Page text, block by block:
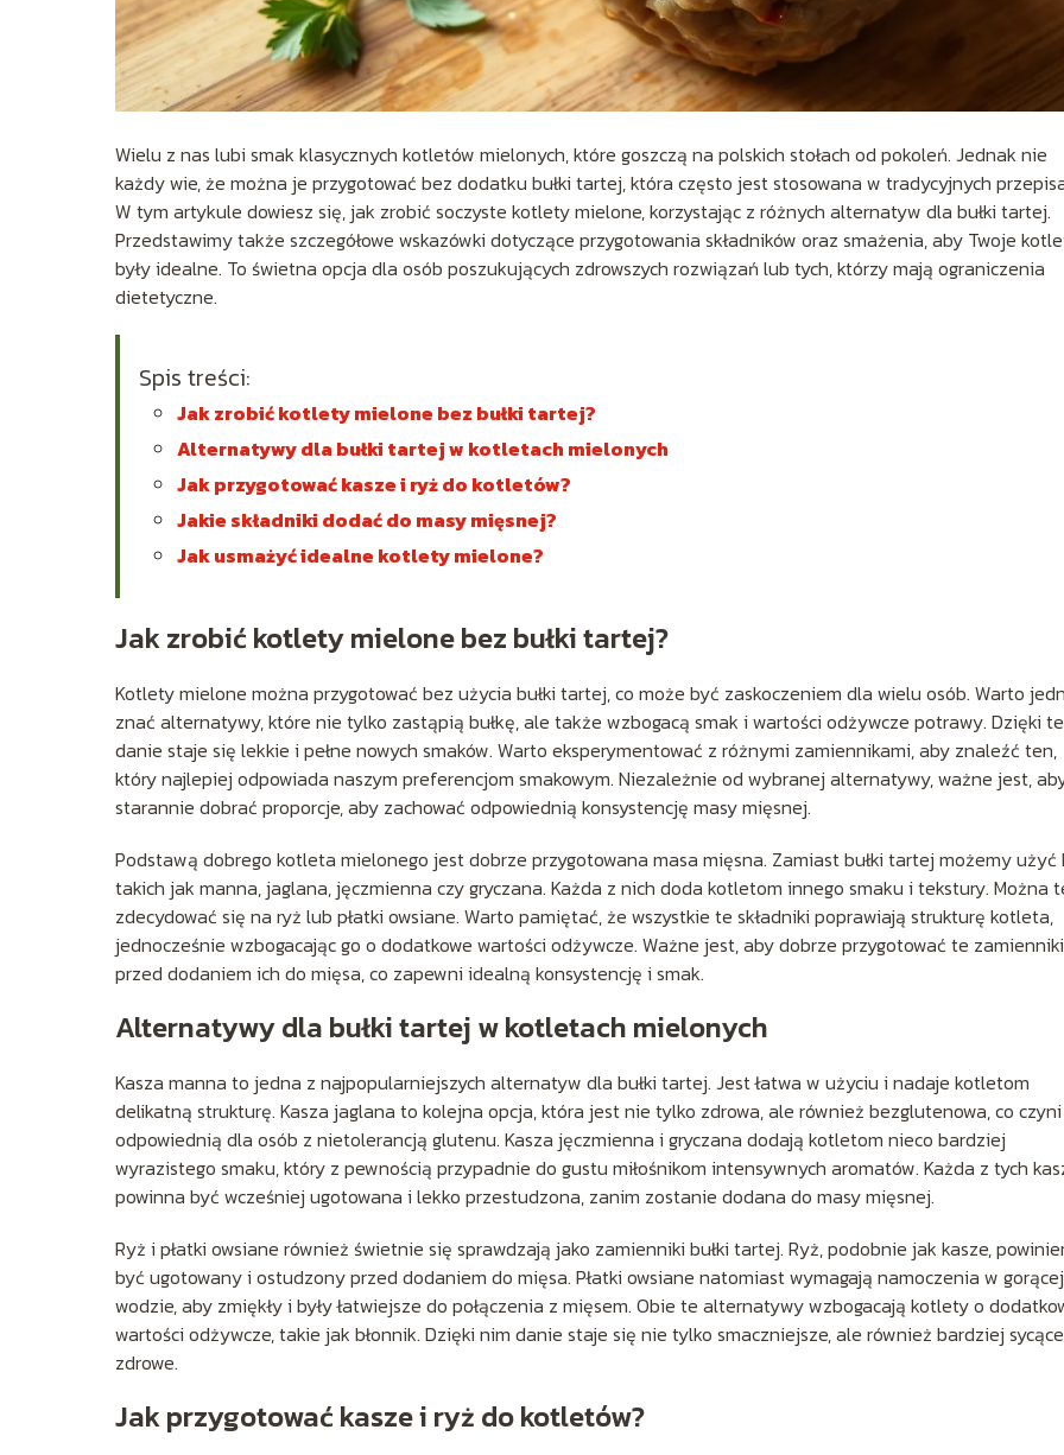
Wielu z nas lubi smak klasycznych kotletów mielonych, które goszczą na polskich stołach od pokoleń. Jednak nie
każdy wie, że można je przygotować bez dodatku bułki tartej, która często jest stosowana w tradycyjnych
W tym artykule dowiesz się, jak zrobić soczyste kotlety mielone, korzystając z różnych alternatyw dla bułki tartej.
Przedstawimy także szczegółowe wskazówki dotyczące przygotowania składników oraz smażenia, aby Twoje
były idealne. To świetna opcja dla osób poszukujących zdrowszych rozwiązań lub tych, którzy mają ograniczenia
dietetyczne.
Spis treści:
Jak zrobić kotlety mielone bez bułki tartej?
Alternatywy dla bułki tartej w kotletach mielonych
Jak przygotować kasze i ryż do kotletów?
Jakie składniki dodać do masy mięsnej?
Jak usmażyć idealne kotlety mielone?
Jak zrobić kotlety mielone bez bułki tartej?
Kotlety mielone można przygotować bez użycia bułki tartej, co może być zaskoczeniem dla wielu osób. Warto
znać alternatywy, które nie tylko zastąpią bułkę, ale także wzbogacą smak i wartości odżywcze potrawy. Dzięki
danie staje się lekkie i pełne nowych smaków. Warto eksperymentować z różnymi zamiennikami, aby znaleźć ten,
który najlepiej odpowiada naszym preferencjom smakowym. Niezależnie od wybranej alternatywy, ważne jest,
starannie dobrać proporcje, aby zachować odpowiednią konsystencję masy mięsnej.
Podstawą dobrego kotleta mielonego jest dobrze przygotowana masa mięsna. Zamiast bułki tartej możemy użyć
takich jak manna, jaglana, jęczmienna czy gryczana. Każda z nich doda kotletom innego smaku i tekstury. Można
zdecydować się na ryż lub płatki owsiane. Warto pamiętać, że wszystkie te składniki poprawiają strukturę kotleta,
jednocześnie wzbogacając go o dodatkowe wartości odżywcze. Ważne jest, aby dobrze przygotować te zamienniki
przed dodaniem ich do mięsa, co zapewni idealną konsystencję i smak.
Alternatywy dla bułki tartej w kotletach mielonych
Kasza manna to jedna z najpopularniejszych alternatyw dla bułki tartej. Jest łatwa w użyciu i nadaje kotletom
delikatną strukturę. Kasza jaglana to kolejna opcja, która jest nie tylko zdrowa, ale również bezglutenowa, co
odpowiednią dla osób z nietolerancją glutenu. Kasza jęczmienna i gryczana dodają kotletom nieco bardziej
wyrazistego smaku, który z pewnością przypadnie do gustu miłośnikom intensywnych aromatów. Każda z tych
powinna być wcześniej ugotowana i lekko przestudzona, zanim zostanie dodana do masy mięsnej.
Ryż i płatki owsiane również świetnie się sprawdzają jako zamienniki bułki tartej. Ryż, podobnie jak kasze,
być ugotowany i ostudzony przed dodaniem do mięsa. Płatki owsiane natomiast wymagają namoczenia w gorącej
wodzie, aby zmiękły i były łatwiejsze do połączenia z mięsem. Obie te alternatywy wzbogacają kotlety o
wartości odżywcze, takie jak błonnik. Dzięki nim danie staje się nie tylko smaczniejsze, ale również bardziej
zdrowe.
Jak przygotować kasze i ryż do kotletów?